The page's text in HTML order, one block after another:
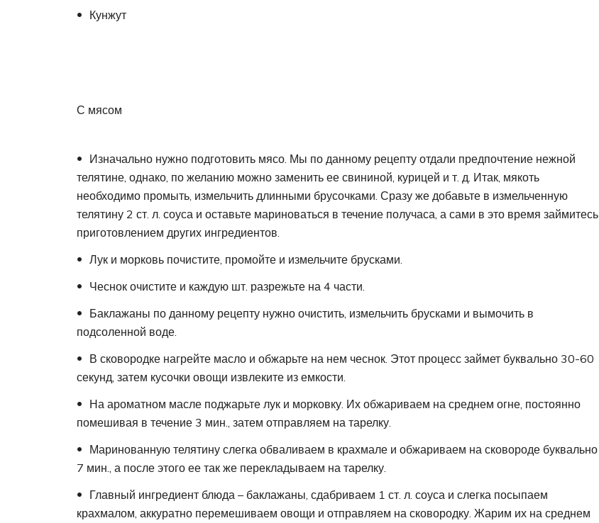
Кунжут
С мясом
Изначально нужно подготовить мясо. Мы по данному рецепту отдали предпочтение нежной
телятине, однако, по желанию можно заменить ее свининой, курицей и т. д. Итак, мякоть
необходимо промыть, измельчить длинными брусочками. Сразу же добавьте в измельченную
телятину 2 ст. л. соуса и оставьте мариноваться в течение получаса, а сами в это время займитесь
приготовлением других ингредиентов.
Лук и морковь почистите, промойте и измельчите брусками.
Чеснок очистите и каждую шт. разрежьте на 4 части.
Баклажаны по данному рецепту нужно очистить, измельчить брусками и вымочить в
подсоленной воде.
В сковородке нагрейте масло и обжарьте на нем чеснок. Этот процесс займет буквально 30-60
секунд, затем кусочки овощи извлеките из емкости.
На ароматном масле поджарьте лук и морковку. Их обжариваем на среднем огне, постоянно
помешивая в течение 3 мин., затем отправляем на тарелку.
Маринованную телятину слегка обваливаем в крахмале и обжариваем на сковороде буквально
7 мин., а после этого ее так же перекладываем на тарелку.
Главный ингредиент блюда – баклажаны, сдабриваем 1 ст. л. соуса и слегка посыпаем
крахмалом, аккуратно перемешиваем овощи и отправляем на сковородку. Жарим их на среднем